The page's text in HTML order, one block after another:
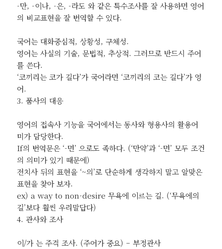
-만, -이나, -은, -라도 와 같은 특수조사를 잘 사용하면 영어
의 비교표현을 잘 번역할 수 있다.
국어는 대화중심적, 상황성, 구체성.
영어는 사실의 기술, 문법적, 추상적. 그러므로 반드시 주어
를 쓴다.
‘코끼리는 코가 길다’가 국어라면 ‘코끼리의 코는 길다’가 영
어.
3. 품사의 대응
영어의 접속사 기능을 국어에서는 동사와 형용사의 활용어
미가 담당한다.
If의 번역문은 ‘-면’ 으로도 족하다. (‘만약’과 ‘-면’ 모두 조건
의 의미가 있기 때문에)
전치사 뒤의 표현을 ‘~의’로 단순하게 생각하지 말고 알맞은
표현을 찾아 보자.
ex) a way to non-desire 무욕에 이르는 길. (‘무욕에의
길’보다 훨씬 우리말답다)
4. 관사와 조사
이/가 는 주격 조사. (주어가 중요) – 부정관사